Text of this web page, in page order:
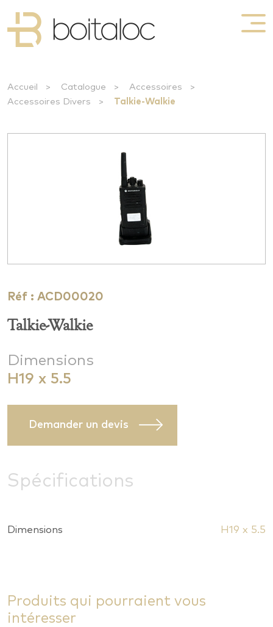
Accueil > Catalogue > Accessoires
>
Accessoires Divers
> Talkie-Walkie
Réf : ACD00020
Talkie-Walkie
Dimensions
H19 x 5.5
Demander un devis
Spécifications
Dimensions H19 x 5.5
Produits qui pourraient vous
intéresser